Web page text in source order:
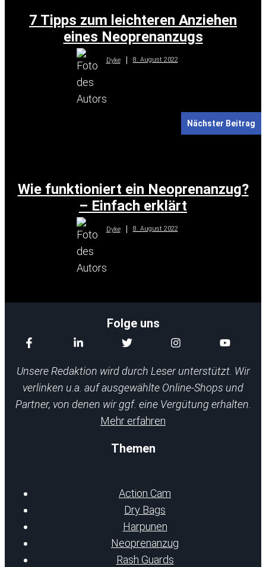
7 Tipps zum leichteren Anziehen
eines Neoprenanzugs
Dyke 8. August 2022
Nächster Beitrag
Wie funktioniert ein Neoprenanzug?
– Einfach erklärt
Dyke 8. August 2022
Folge uns
Unsere Redaktion wird durch Leser unterstützt. Wir
verlinken u.a. auf ausgewählte Online-Shops und
Partner, von denen wir ggf. eine Vergütung erhalten.
Mehr erfahren
Themen
Action Cam
Dry Bags
Harpunen
Neoprenanzug
Rash Guards